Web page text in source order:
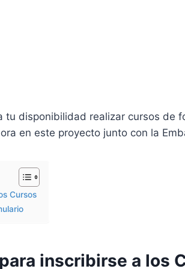
tu disponibilidad realizar cursos
en este proyecto junto con la
Cursos
inscribirse a los